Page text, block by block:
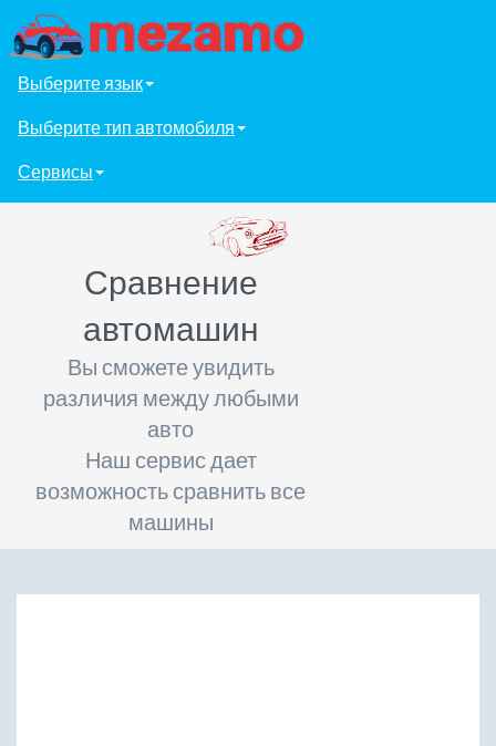
Выберите язык
Выберите тип автомобиля
Сервисы
Сравнение
автомашин
Вы сможете увидить
различия между любыми
авто
Наш сервис дает
возможность сравнить все
машины